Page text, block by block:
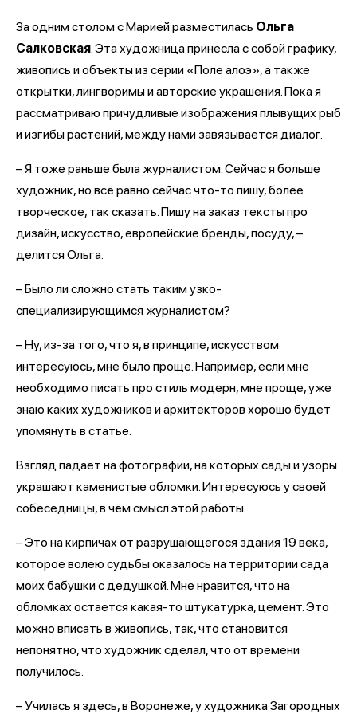
За одним столом с Марией разместилась Ольга
Салковская . Эта художница принесла с собой графику,
живопись и объекты из серии «Поле алоэ», а также
открытки, лингворимы и авторские украшения. Пока я
рассматриваю причудливые изображения плывущих рыб
и изгибы растений, между нами завязывается диалог.
– Я тоже раньше была журналистом. Сейчас я больше
художник, но всё равно сейчас что-то пишу, более
творческое, так сказать. Пишу на заказ тексты про
дизайн, искусство, европейские бренды, посуду, –
делится Ольга.
– Было ли сложно стать таким узко-
специализирующимся журналистом?
– Ну, из-за того, что я, в принципе, искусством
интересуюсь, мне было проще. Например, если мне
необходимо писать про стиль модерн, мне проще, уже
знаю каких художников и архитекторов хорошо будет
упомянуть в статье.
Взгляд падает на фотографии, на которых сады и узоры
украшают каменистые обломки. Интересуюсь у своей
собеседницы, в чём смысл этой работы.
– Это на кирпичах от разрушающегося здания 19 века,
которое волею судьбы оказалось на территории сада
моих бабушки с дедушкой. Мне нравится, что на
обломках остается какая-то штукатурка, цемент. Это
можно вписать в живопись, так, что становится
непонятно, что художник сделал, что от времени
получилось.
– Училась я здесь, в Воронеже, у художника Загородных